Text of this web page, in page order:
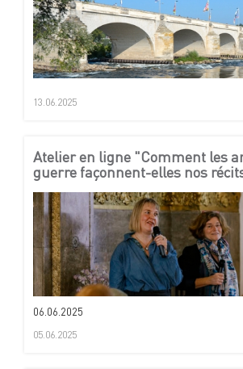
13.06.2025
Atelier en ligne "Comment les
guerre façonnent-elles nos
06.06.2025
05.06.2025